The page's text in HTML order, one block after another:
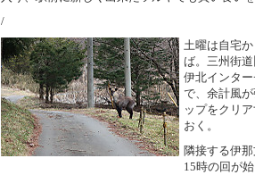
/
土曜は自宅
ば。三州街
伊北インタ
で、余計風
ップをクリ
おく。
隣接する伊
15時の回が